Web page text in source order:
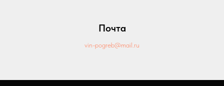
Почта
vin-pogreb@mail.ru